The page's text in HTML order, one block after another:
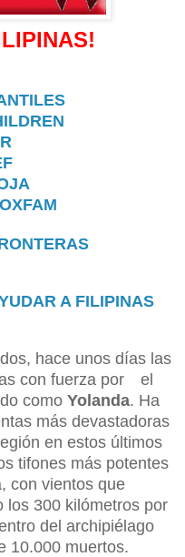
A FILIPINAS
hace unos días las
con fuerza por el
como Yolanda. Ha
más devastadoras
en estos últimos
tifones más potentes
con vientos que
los 300 kilómetros por
del archipiélago
10.000 muertos.